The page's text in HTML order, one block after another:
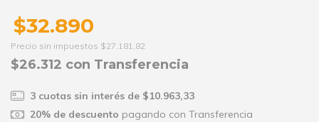
$32.890
Precio sin impuestos $27.181,82
$26.312 con Transferencia
3 cuotas sin interés de $10.963,33
20% de descuento pagando con Transferencia